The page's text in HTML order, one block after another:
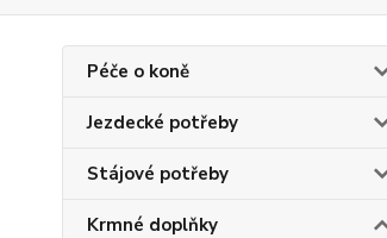
Péče o koně
Jezdecké potřeby
Stájové potřeby
Krmné doplňky